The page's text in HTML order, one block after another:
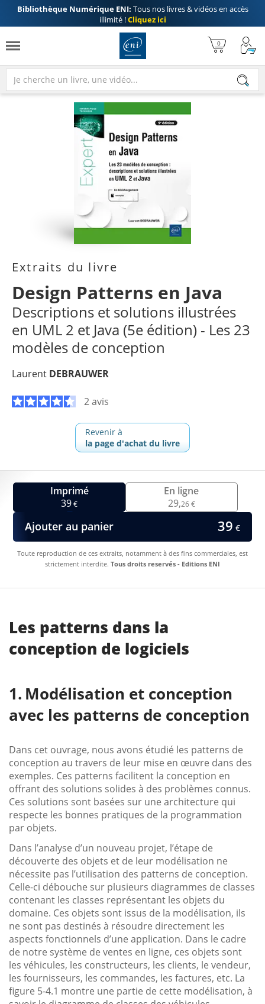
Bibliothèque Numérique ENI: Tous nos livres & vidéos en accès
illimité !Cliquez ici
Extraits du livre
Design Patterns en Java
Descriptions et solutions illustrées
en UML 2 et Java (5e édition) - Les 23
modèles de conception
Laurent DEBRAUWER
2 avis
Revenir à
la page d'achat du livre
Imprimé
39€
En ligne
29,26 €
Ajouter au panier 39 €
Toute reproduction de ces extraits, notamment à des fins commerciales, est
strictement interdite. Tous droits reservés - Editions ENI
Les patterns dans la
conception de logiciels
Modélisation et conception
avec les patterns de conception
Dans cet ouvrage, nous avons étudié les patterns de
conception au travers de leur mise en œuvre dans des
exemples. Ces patterns facilitent la conception en
offrant des solutions solides à des problèmes connus.
Ces solutions sont basées sur une architecture qui
respecte les bonnes pratiques de la programmation
par objets.
Dans l’analyse d’un nouveau projet, l’étape de
découverte des objets et de leur modélisation ne
nécessite pas l’utilisation des patterns de conception.
Celle-ci débouche sur plusieurs diagrammes de classes
contenant les classes représentant les objets du
domaine. Ces objets sont issus de la modélisation, ils
ne sont pas destinés à résoudre directement les
aspects fonctionnels d’une application. Dans le cadre
de notre système de ventes en ligne, ces objets sont
les véhicules, les constructeurs, les clients, le vendeur,
les fournisseurs, les commandes, les factures, etc. La
figure 5-4.1 montre une partie de cette modélisation, à